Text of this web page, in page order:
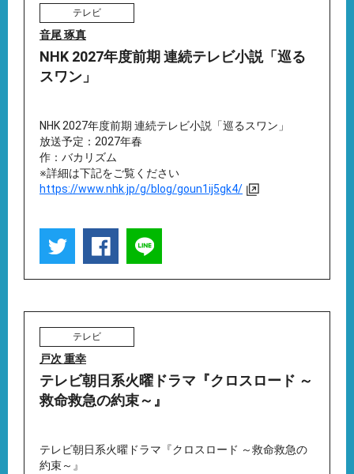
テレビ
音尾 琢真
NHK 2027年度前期 連続テレビ小説「巡る
スワン」
NHK 2027年度前期 連続テレビ小説「巡るスワン」
放送予定：2027年春
作：バカリズム
※詳細は下記をご覧ください
https://www.nhk.jp/g/blog/goun1ij5gk4/
テレビ
戸次 重幸
テレビ朝日系火曜ドラマ『クロスロード ～
救命救急の約束～』
テレビ朝日系火曜ドラマ『クロスロード ～救命救急の
約束～』